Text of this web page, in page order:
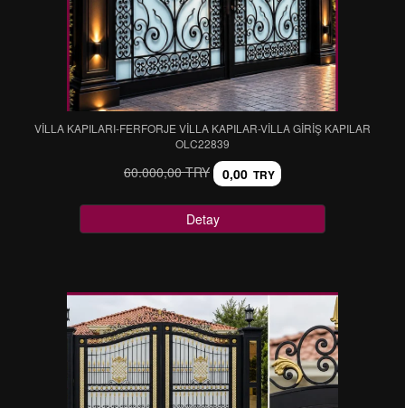
VİLLA KAPILARI-FERFORJE VİLLA KAPILAR-VİLLA GİRİŞ KAPILAR
OLC22839
60.000,00 TRY 0,00 TRY
Detay